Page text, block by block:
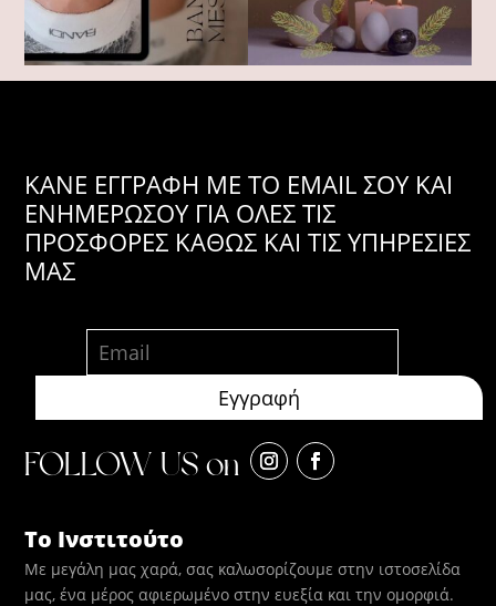
KANE ΕΓΓΡΑΦΗ ΜΕ ΤΟ EMAIL ΣΟΥ ΚΑΙ
ΕΝΗΜΕΡΩΣΟΥ ΓΙΑ ΟΛΕΣ ΤΙΣ
ΠΡΟΣΦΟΡΕΣ ΚΑΘΩΣ ΚΑΙ ΤΙΣ ΥΠΗΡΕΣΙΕΣ
ΜΑΣ
FOLLOW US on
Το Ινστιτούτο
Με μεγάλη μας χαρά, σας καλωσορίζουμε στην ιστοσελίδα
μας, ένα μέρος αφιερωμένο στην ευεξία και την ομορφιά.